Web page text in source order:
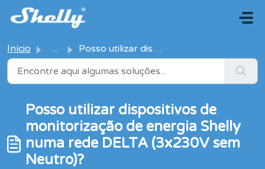
Avançar para o conteúdo principal
Início ... Posso utilizar dispositivos de monitorização de energia S...
Posso utilizar dispositivos de
monitorização de energia Shelly
numa rede DELTA (3x230V sem
Neutro)?